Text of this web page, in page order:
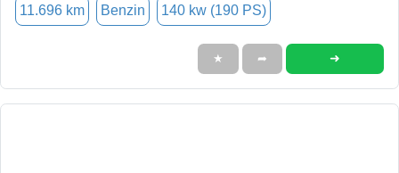
11.696 km Benzin 140 kw (190 PS)
★ ➦ ➜